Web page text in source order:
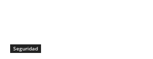
Seguridad